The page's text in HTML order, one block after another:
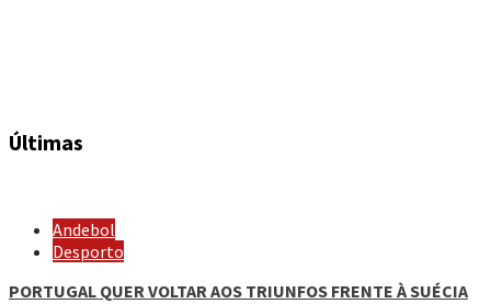
Últimas
Andebol
Desporto
PORTUGAL QUER VOLTAR AOS TRIUNFOS FRENTE À SUÉCIA